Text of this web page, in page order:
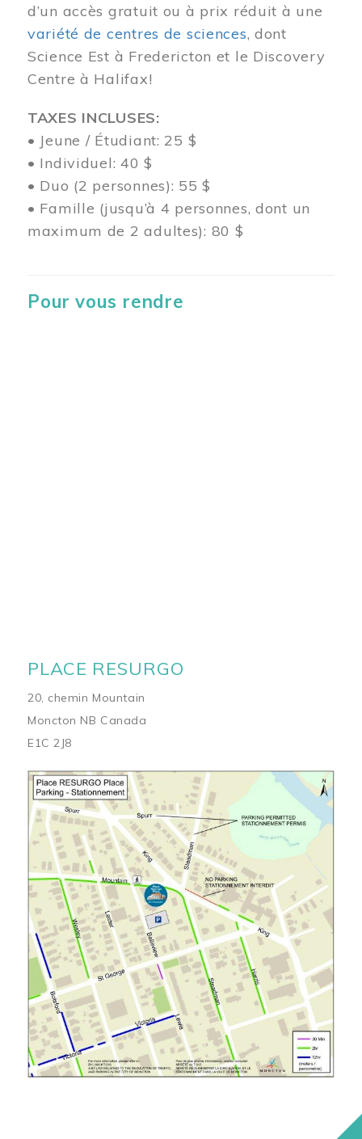
d’un accès gratuit ou à prix réduit à une
variété de centres de sciences, dont
Science Est à Fredericton et le Discovery
Centre à Halifax!
TAXES INCLUSES:
• Jeune / Étudiant: 25 $
• Individuel: 40 $
• Duo (2 personnes): 55 $
• Famille (jusqu’à 4 personnes, dont un
maximum de 2 adultes): 80 $
Pour vous rendre
PLACE RESURGO
20, chemin Mountain
Moncton NB Canada
E1C 2J8